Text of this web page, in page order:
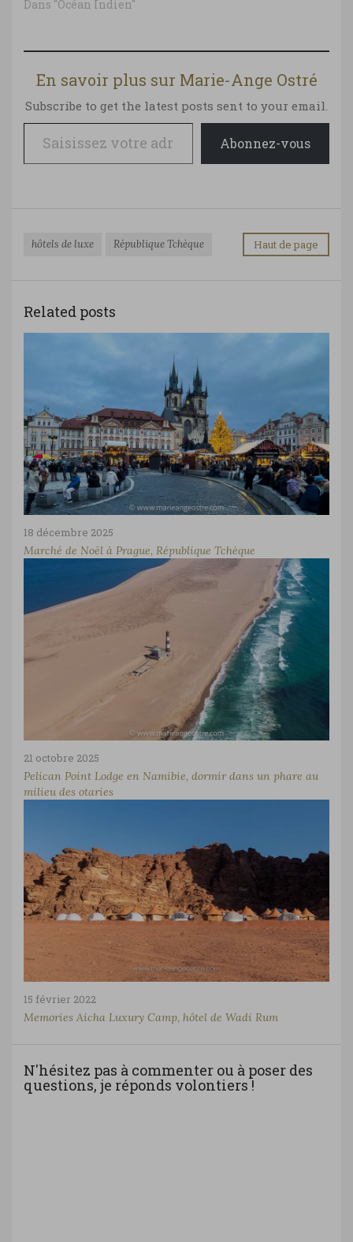
Dans "Océan Indien"
En savoir plus sur Marie-Ange Ostré
Subscribe to get the latest posts sent to your email.
Saisissez votre adresse e-mail…
Abonnez-vous
hôtels de luxe République Tchèque Haut de page
Related posts
18 décembre 2025
Marché de Noël à Prague, République Tchèque
21 octobre 2025
Pelican Point Lodge en Namibie, dormir dans un phare au
milieu des otaries
15 février 2022
Memories Aicha Luxury Camp, hôtel de Wadi Rum
N'hésitez pas à commenter ou à poser des
questions, je réponds volontiers !